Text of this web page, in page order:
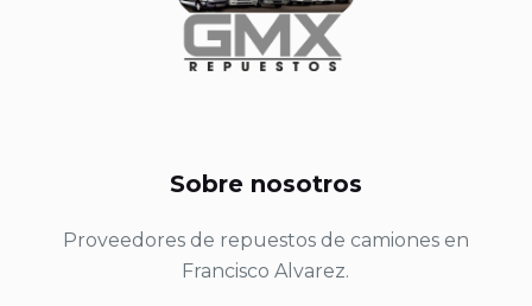
Sobre nosotros
Proveedores de repuestos de camiones en
Francisco Alvarez.